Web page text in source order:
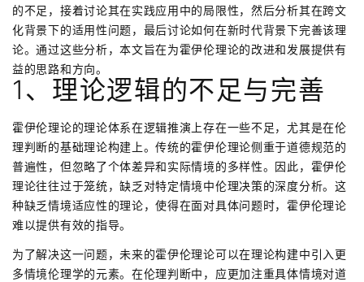
的不足，接着讨论其在实践应用中的局限性，然后分析其在跨文
化背景下的适用性问题，最后讨论如何在新时代背景下完善该理
论。通过这些分析，本文旨在为霍伊伦理论的改进和发展提供有
益的思路和方向。
1、理论逻辑的不足与完善
霍伊伦理论的理论体系在逻辑推演上存在一些不足，尤其是在伦
理判断的基础理论构建上。传统的霍伊伦理论侧重于道德规范的
普遍性，但忽略了个体差异和实际情境的多样性。因此，霍伊伦
理论往往过于笼统，缺乏对特定情境中伦理决策的深度分析。这
种缺乏情境适应性的理论，使得在面对具体问题时，霍伊伦理论
难以提供有效的指导。
为了解决这一问题，未来的霍伊伦理论可以在理论构建中引入更
多情境伦理学的元素。在伦理判断中，应更加注重具体情境对道